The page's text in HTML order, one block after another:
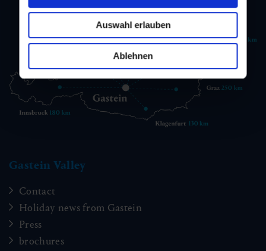
Auswahl erlauben
Ablehnen
Gastein Valley
Contact
Holiday news from Gastein
Press
brochures